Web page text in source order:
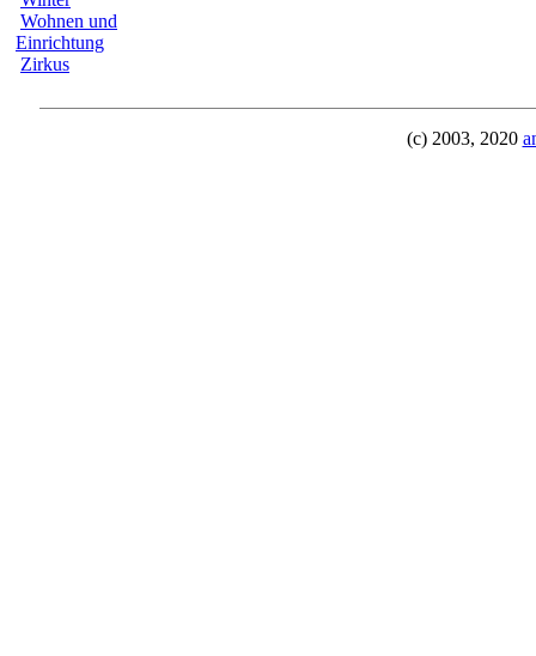
Wohnen und
Einrichtung
Zirkus
(c) 2003, 2020